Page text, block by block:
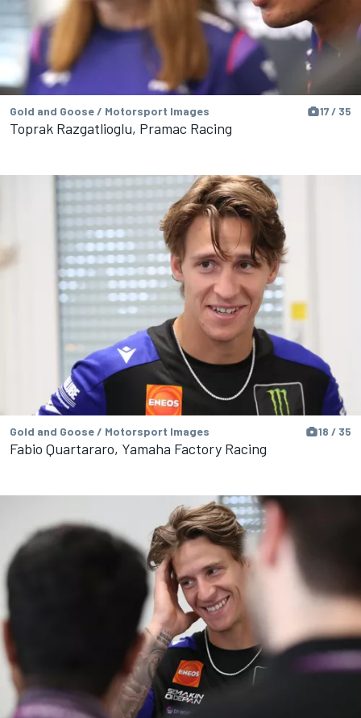
Gold and Goose / Motorsport Images 17 / 35
Toprak Razgatlioglu, Pramac Racing
Gold and Goose / Motorsport Images 18 / 35
Fabio Quartararo, Yamaha Factory Racing